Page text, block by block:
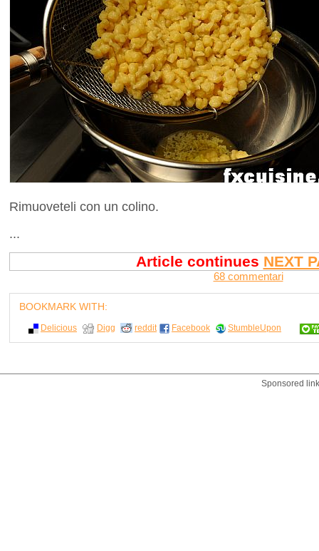
Rimuoveteli con un colino.
...
Article continues NEXT
68 commentari
BOOKMARK WITH:
Delicious Digg reddit Facebook StumbleUpon
Sponsored